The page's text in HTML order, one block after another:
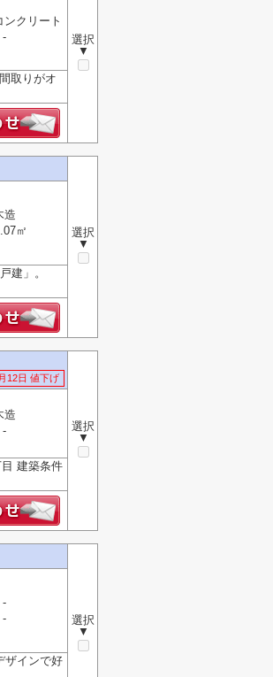
選択
▼
クリート
-
取りがオ
選択
▼
造
㎡
建」。
12日 値下げ
選択
▼
造
-
建築条件
選択
▼
-
-
ザインで好